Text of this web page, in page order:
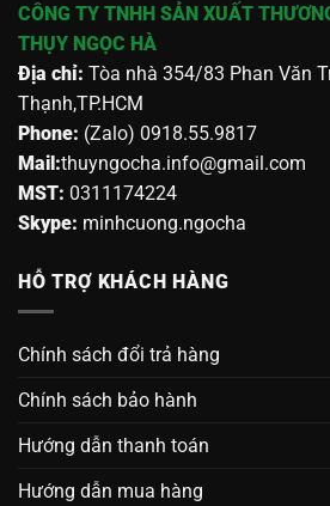
CÔNG TY TNHH SẢN XUẤT
THỤY NGỌC HÀ
Địa chỉ: Tòa nhà 354/83 Phan Văn
Thạnh,TP.HCM
Phone: (Zalo) 0918.55.9817
Mail:thuyngocha.info@gmail.com
MST: 0311174224
Skype: minhcuong.ngocha
HỖ TRỢ KHÁCH HÀNG
Chính sách đổi trả hàng
Chính sách bảo hành
Hướng dẫn thanh toán
Hướng dẫn mua hàng